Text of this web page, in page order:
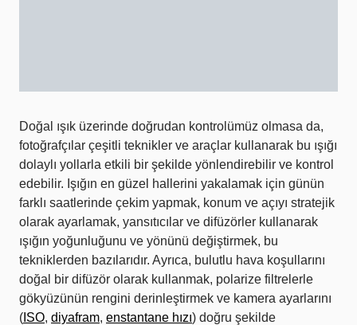
Doğal ışık üzerinde doğrudan kontrolümüz olmasa da,
fotoğrafçılar çeşitli teknikler ve araçlar kullanarak bu ışığı
dolaylı yollarla etkili bir şekilde yönlendirebilir ve kontrol
edebilir. Işığın en güzel hallerini yakalamak için günün
farklı saatlerinde çekim yapmak, konum ve açıyı stratejik
olarak ayarlamak, yansıtıcılar ve difüzörler kullanarak
ışığın yoğunluğunu ve yönünü değiştirmek, bu
tekniklerden bazılarıdır. Ayrıca, bulutlu hava koşullarını
doğal bir difüzör olarak kullanmak, polarize filtrelerle
gökyüzünün rengini derinleştirmek ve kamera ayarlarını
( ISO, diyafram, enstantane hızı) doğru şekilde